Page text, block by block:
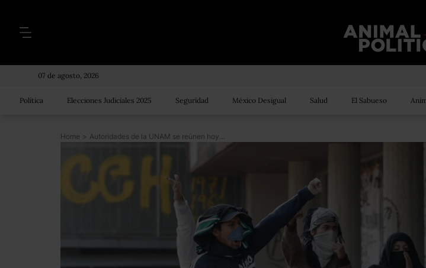
07 de agosto, 2026
Política Elecciones Judiciales 2025 Seguridad México Desigual Salud El Sabueso
Home > Autoridades de la UNAM se reúnen hoy con jóvenes que tomaron Rectoría